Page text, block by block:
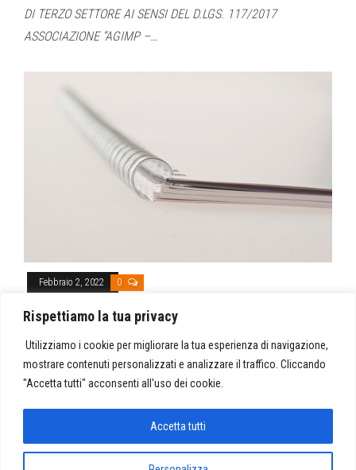
Rispettiamo la tua privacy
Utilizziamo i cookie per migliorare la tua esperienza di navigazione,
mostrare contenuti personalizzati e analizzare il traffico. Cliccando
"Accetta tutti" acconsenti all'uso dei cookie.
Accetta tutti
DI TERZO SETTORE AI SENSI DEL D.LGS. 117/2017
ASSOCIAZIONE “AGIMP –…
Febbraio 2, 2022 0
Regolamento
Ammissione Socio Il direttivo, in seguito alla domanda di
iscrizione (con modalità scelte dal direttivo stesso), a
PaginazionePrecedenti 1 … 6 7